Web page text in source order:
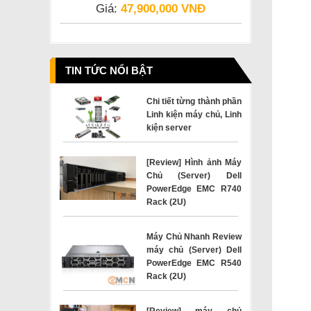
Giá: 47,900,000 VNĐ
TIN TỨC NỔI BẬT
Chi tiết từng thành phần
Linh kiện máy chủ, Linh
kiện server
[Review] Hình ảnh Máy
Chủ (Server) Dell
PowerEdge EMC R740
Rack (2U)
Máy Chủ Nhanh Review
máy chủ (Server) Dell
PowerEdge EMC R540
Rack (2U)